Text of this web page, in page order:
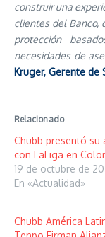
construir una
clientes del Banco,
protección
necesidades de
Kruger, Gerente
Relacionado
Chubb presentó su
con LaLiga en
19 de octubre de
En «Actualidad»
Chubb América